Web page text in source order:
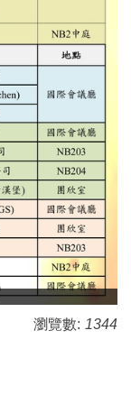
瀏覽數: 1344